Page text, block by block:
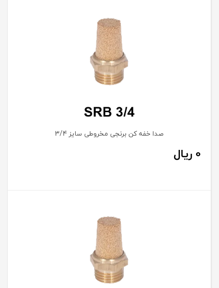
صدا خفه کن برنجی مخروطی سایز 3/4
0 ریال